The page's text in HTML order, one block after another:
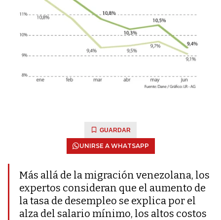
GUARDAR
UNIRSE A WHATSAPP
Más allá de la migración venezolana, los
expertos consideran que el aumento de
la tasa de desempleo se explica por el
alza del salario mínimo, los altos costos